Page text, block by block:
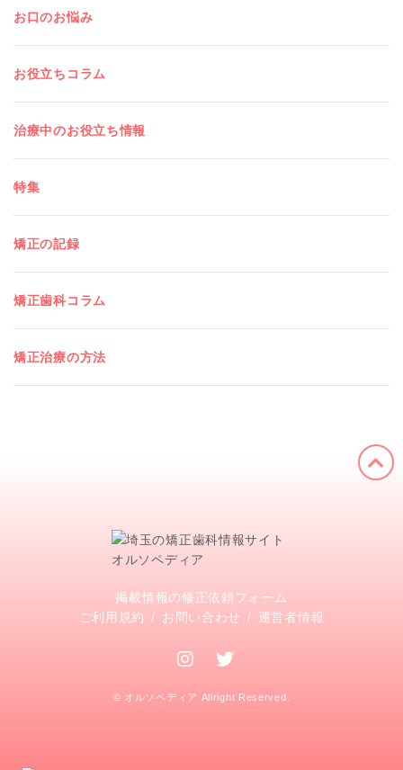
お口のお悩み
お役立ちコラム
治療中のお役立ち情報
特集
矯正の記録
矯正歯科コラム
矯正治療の方法
掲載情報の修正依頼フォーム
ご利用規約
お問い合わせ 運営者情報
© オルソペディア Allright Reserved.